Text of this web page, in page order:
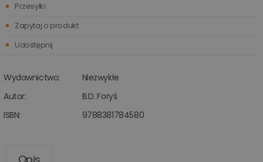
Wydawnictwo:
Niezwykłe
Autor:
B.D. Foryś
ISBN:
9788381784580
Przesyłki
Zapytaj o produkt
Udostępnij